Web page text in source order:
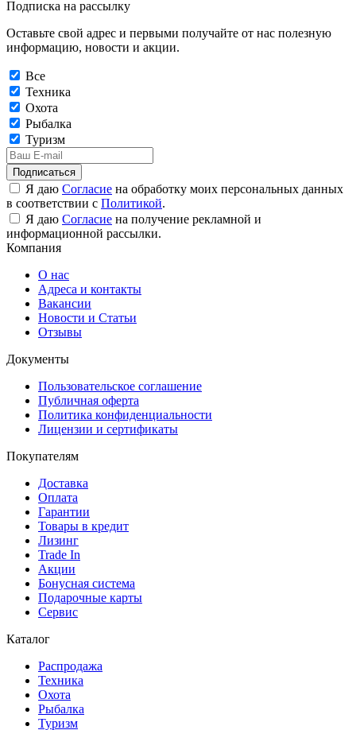
Подписка на рассылку
Оставьте свой адрес и первыми получайте от нас полезную
информацию, новости и акции.
Все
Техника
Охота
Рыбалка
Туризм
Подписаться
Я даю Согласие на обработку моих персональных данных
в соответствии с Политикой.
Я даю Согласие на получение рекламной и
информационной рассылки.
Компания
О нас
Адреса и контакты
Вакансии
Новости и Статьи
Отзывы
Документы
Пользовательское соглашение
Публичная оферта
Политика конфиденциальности
Лицензии и сертификаты
Покупателям
Доставка
Оплата
Гарантии
Товары в кредит
Лизинг
Trade In
Акции
Бонусная система
Подарочные карты
Сервис
Каталог
Распродажа
Техника
Охота
Рыбалка
Туризм